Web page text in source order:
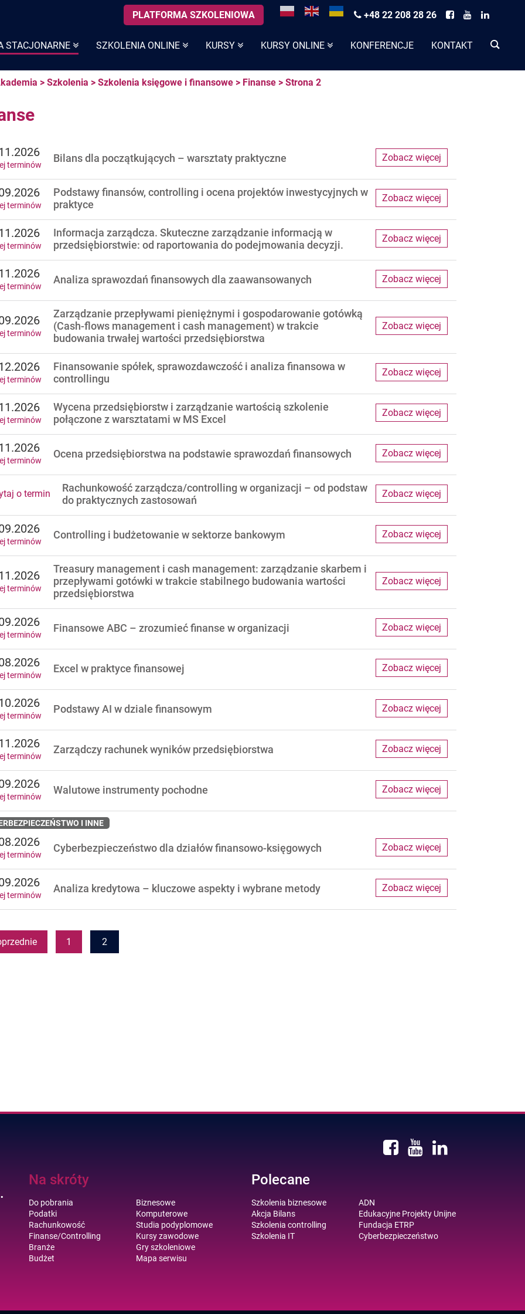
STACJONARNE SZKOLENIA ONLINE KURSY KURSY ONLINE KONFERENCJE KONTAKT
PLATFORMA SZKOLENIOWA +48 22 208 28 26
> Szkolenia > Szkolenia księgowe i finansowe > Finanse > Strona 2
Zobacz więcej
Bilans dla początkujących – warsztaty praktyczne
terminów
Zobacz więcej
Podstawy finansów, controlling i ocena projektów inwestycyjnych w
praktyce
terminów
Zobacz więcej
Informacja zarządcza. Skuteczne zarządzanie informacją w
przedsiębiorstwie: od raportowania do podejmowania decyzji.
terminów
Zobacz więcej
Analiza sprawozdań finansowych dla zaawansowanych
terminów
Zobacz więcej
Zarządzanie przepływami pieniężnymi i gospodarowanie gotówką
(Cash-flows management i cash management) w trakcie
budowania trwałej wartości przedsiębiorstwa
terminów
Zobacz więcej
Finansowanie spółek, sprawozdawczość i analiza finansowa w
controllingu
terminów
Zobacz więcej
Wycena przedsiębiorstw i zarządzanie wartością szkolenie
połączone z warsztatami w MS Excel
terminów
Zobacz więcej
Ocena przedsiębiorstwa na podstawie sprawozdań finansowych
terminów
Zobacz więcej
Rachunkowość zarządcza/controlling w organizacji – od podstaw
do praktycznych zastosowań
o termin
Zobacz więcej
Controlling i budżetowanie w sektorze bankowym
terminów
Zobacz więcej
Treasury management i cash management: zarządzanie skarbem i
przepływami gotówki w trakcie stabilnego budowania wartości
przedsiębiorstwa
terminów
Zobacz więcej
Finansowe ABC – zrozumieć finanse w organizacji
terminów
Zobacz więcej
Excel w praktyce finansowej
terminów
Zobacz więcej
Podstawy AI w dziale finansowym
terminów
Zobacz więcej
Zarządczy rachunek wyników przedsiębiorstwa
terminów
Zobacz więcej
Walutowe instrumenty pochodne
terminów
I INNE
Zobacz więcej
Cyberbezpieczeństwo dla działów finansowo-księgowych
terminów
Zobacz więcej
Analiza kredytowa – kluczowe aspekty i wybrane metody
terminów
1 2
Na skróty
Do pobrania
Podatki
Rachunkowość
Finanse/Controlling
Branże
Budżet
Biznesowe
Komputerowe
Studia podyplomowe
Kursy zawodowe
Gry szkoleniowe
Mapa serwisu
Polecane
Szkolenia biznesowe
Akcja Bilans
Szkolenia controlling
Szkolenia IT
ADN
Edukacyjne Projekty Unijne
Fundacja ETRP
Cyberbezpieczeństwo